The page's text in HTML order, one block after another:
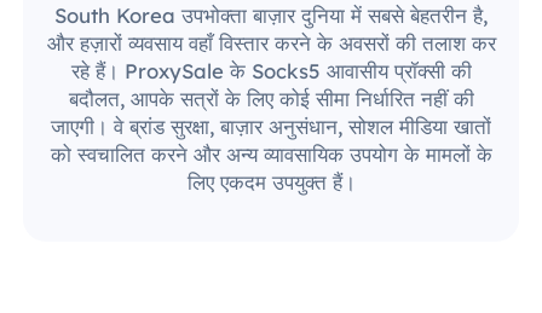
South Korea उपभोक्ता बाज़ार दुनिया में सबसे बेहतरीन है,
और हज़ारों व्यवसाय वहाँ विस्तार करने के अवसरों की तलाश कर
रहे हैं। ProxySale के Socks5 आवासीय प्रॉक्सी की
बदौलत, आपके सत्रों के लिए कोई सीमा निर्धारित नहीं की
जाएगी। वे ब्रांड सुरक्षा, बाज़ार अनुसंधान, सोशल मीडिया खातों
को स्वचालित करने और अन्य व्यावसायिक उपयोग के मामलों के
लिए एकदम उपयुक्त हैं।